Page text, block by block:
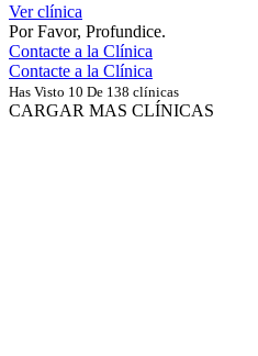
Ver clínica
Por Favor, Profundice.
Contacte a la Clínica
Contacte a la Clínica
Has Visto 10 De 138 clínicas
CARGAR MAS CLÍNICAS